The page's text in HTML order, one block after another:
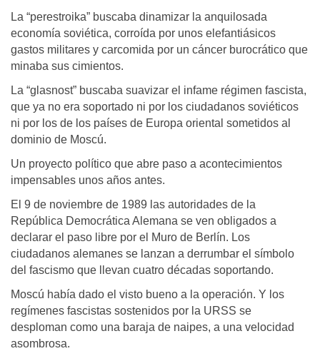
La “perestroika” buscaba dinamizar la anquilosada
economía soviética, corroída por unos elefantiásicos
gastos militares y carcomida por un cáncer burocrático que
minaba sus cimientos.
La “glasnost” buscaba suavizar el infame régimen fascista,
que ya no era soportado ni por los ciudadanos soviéticos
ni por los de los países de Europa oriental sometidos al
dominio de Moscú.
Un proyecto político que abre paso a acontecimientos
impensables unos años antes.
El 9 de noviembre de 1989 las autoridades de la
República Democrática Alemana se ven obligados a
declarar el paso libre por el Muro de Berlín. Los
ciudadanos alemanes se lanzan a derrumbar el símbolo
del fascismo que llevan cuatro décadas soportando.
Moscú había dado el visto bueno a la operación. Y los
regímenes fascistas sostenidos por la URSS se
desploman como una baraja de naipes, a una velocidad
asombrosa.